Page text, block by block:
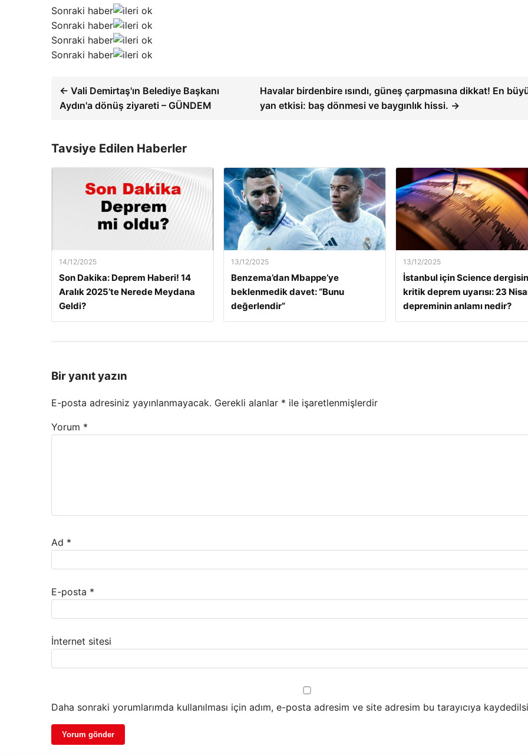
Sonraki haber
Sonraki haber
Sonraki haber
Sonraki haber
← Vali Demirtaş'ın Belediye Başkanı
Aydın'a dönüş ziyareti – GÜNDEM
Havalar birdenbire ısındı, güneş çarpmasına dikkat! En
yan etkisi: baş dönmesi ve baygınlık hissi. →
Tavsiye Edilen Haberler
14/12/2025
Son Dakika: Deprem Haberi! 14
Aralık 2025’te Nerede Meydana
Geldi?
13/12/2025
Benzema’dan Mbappe’ye
beklenmedik davet: “Bunu
değerlendir”
13/12/2025
İstanbul için Science
kritik deprem uyarısı: 23
depreminin anlamı nedir?
Bir yanıt yazın
E-posta adresiniz yayınlanmayacak. Gerekli alanlar * ile işaretlenmişlerdir
Yorum *
Ad *
E-posta *
İnternet sitesi
Daha sonraki yorumlarımda kullanılması için adım, e-posta adresim ve site adresim bu tarayıcıya